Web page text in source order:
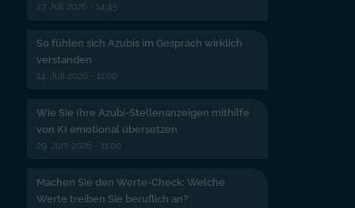
27. Juli 2026 - 14:45
So fühlen sich Azubis im Gespräch wirklich
verstanden
14. Juli 2026 - 11:00
Wie Sie Ihre Azubi-Stellenanzeigen mithilfe
von KI emotional übersetzen
29. Juni 2026 - 11:00
Machen Sie den Werte-Check: Welche
Werte treiben Sie beruflich an?